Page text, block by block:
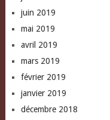
juin 2019
mai 2019
avril 2019
mars 2019
février 2019
janvier 2019
décembre 2018